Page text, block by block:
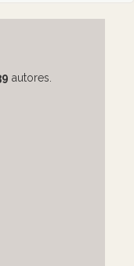
autores.